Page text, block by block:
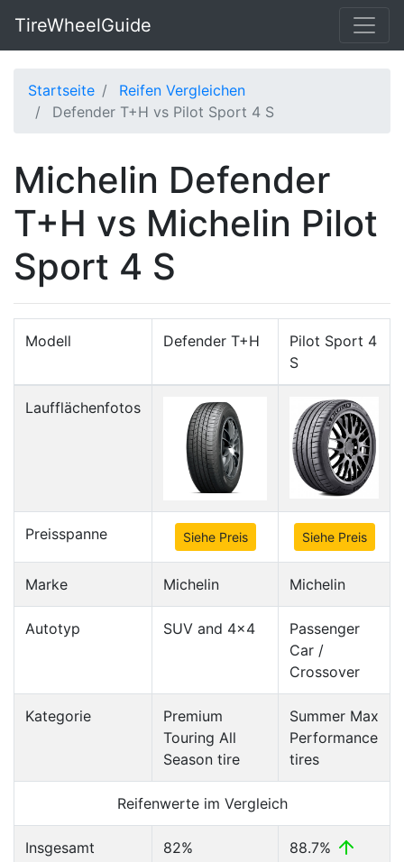
TireWheelGuide
Startseite
Reifen Vergleichen
Defender T+H vs Pilot Sport 4 S
Michelin Defender
T+H vs Michelin Pilot
Sport 4 S
Modell Defender T+H
Pilot Sport 4
S
Laufflächenfotos
Preisspanne Siehe Preis Siehe Preis
Marke Michelin Michelin
Autotyp SUV and 4x4
Passenger
Car /
Crossover
Kategorie
Premium
Touring All
Season tire
Summer Max
Performance
tires
Reifenwerte im Vergleich
Insgesamt 82% 88.7%